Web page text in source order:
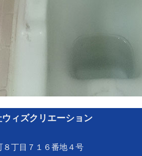
ィズクリエーション
８丁目７１６番地４号